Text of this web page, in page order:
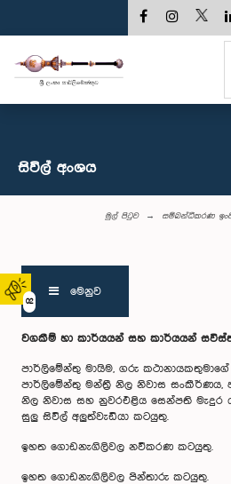
02
සිවිල් අංශය
මුල් පිටුව සම්බන්ධීකරණ
මෙනුව
වගකීම් හා කාර්යයන් සහ කාර්යයන්
පාර්ලිමේන්තු මායිම, ගරු
පාර්ලිමේන්තු මන්ත්‍රී නිල නිවාස
නිල නිවාස සහ නුවරඑළිය සෙන්පති මැදුර
සුලු සිවිල් අලුත්වැඩියා කටයුතු.
ඉහත ගොඩනැගිලිවල නවීකරණ කටයුතු.
ඉහත ගොඩනැගිලිවල පින්තාරු කටයුතු.